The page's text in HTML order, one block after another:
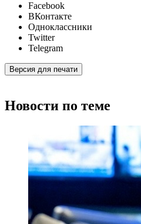
Facebook
ВКонтакте
Одноклассники
Twitter
Telegram
Версия для печати
Новости по теме